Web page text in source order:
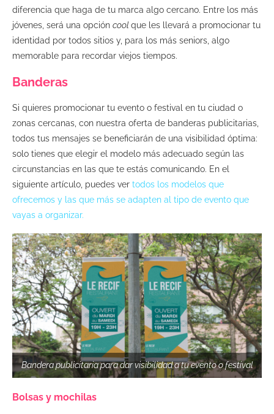
diferencia que haga de tu marca algo cercano. Entre los más
jóvenes, será una opción coolque les llevará a promocionar tu
identidad por todos sitios y, para los más seniors, algo
memorable para recordar viejos tiempos.
Banderas
Si quieres promocionar tu evento o festival en tu ciudad o
zonas cercanas, con nuestra oferta de banderas publicitarias,
todos tus mensajes se beneficiarán de una visibilidad óptima:
solo tienes que elegir el modelo más adecuado según las
circunstancias en las que te estás comunicando. En el
siguiente artículo, puedes ver todos los modelos que
ofrecemos y las que más se adapten al tipo de evento que
vayas a organizar.
Bandera publicitaria para dar visibilidad a tu evento o festival
Bolsas y mochilas